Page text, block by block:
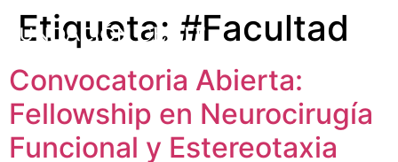
Etiqueta: #Facultad
Convocatoria Abierta:
Fellowship en Neurocirugía
Funcional y Estereotaxia